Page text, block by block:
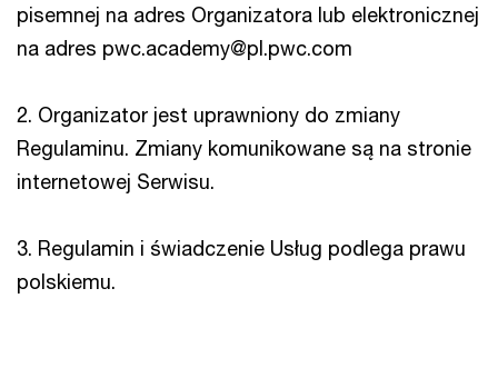
pisemnej na adres Organizatora lub elektronicznej
na adres pwc.academy@pl.pwc.com
2. Organizator jest uprawniony do zmiany
Regulaminu. Zmiany komunikowane są na stronie
internetowej Serwisu.
3. Regulamin i świadczenie Usług podlega prawu
polskiemu.